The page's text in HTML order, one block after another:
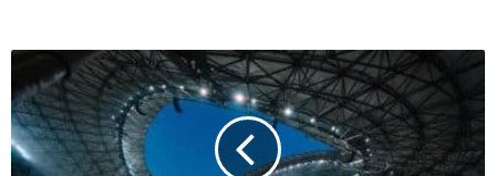
L
R
e
a